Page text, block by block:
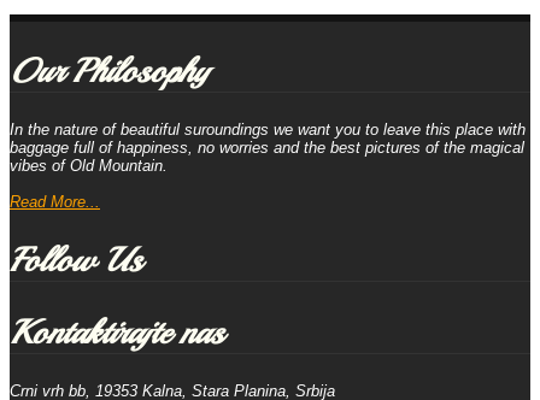
Our Philosophy
In the nature of beautiful suroundings we want you to leave this place with
baggage full of happiness, no worries and the best pictures of the magical
vibes of Old Mountain.
Read More...
Follow Us
Kontaktirajte nas
Crni vrh bb, 19353 Kalna, Stara Planina, Srbija